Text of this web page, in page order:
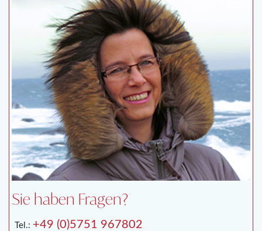
Sie haben Fragen?
Tel.: +49 (0)5751 967802